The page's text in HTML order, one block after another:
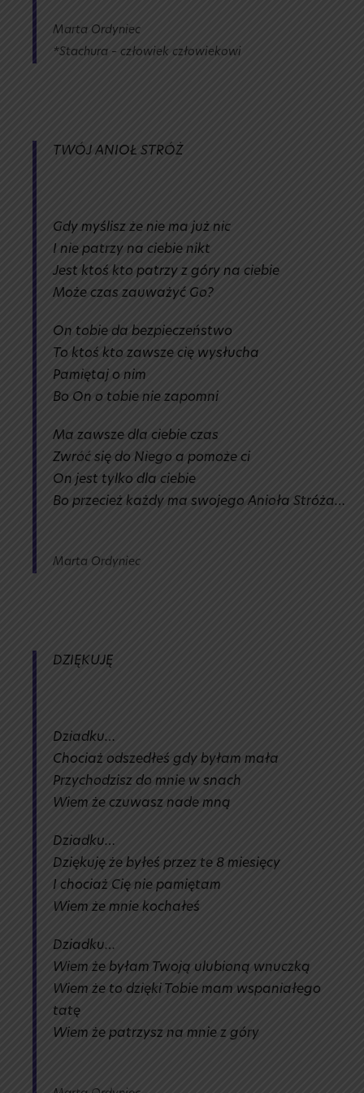
Marta Ordyniec
*Stachura – człowiek człowiekowi
TWÓJ ANIOŁ STRÓŻ
Gdy myślisz że nie ma już nic
I nie patrzy na ciebie nikt
Jest ktoś kto patrzy z góry na ciebie
Może czas zauważyć Go?
On tobie da bezpieczeństwo
To ktoś kto zawsze cię wysłucha
Pamiętaj o nim
Bo On o tobie nie zapomni
Ma zawsze dla ciebie czas
Zwróć się do Niego a pomoże ci
On jest tylko dla ciebie
Bo przecież każdy ma swojego Anioła Stróża…
Marta Ordyniec
DZIĘKUJĘ
Dziadku…
Chociaż odszedłeś gdy byłam mała
Przychodzisz do mnie w snach
Wiem że czuwasz nade mną
Dziadku…
Dziękuję że byłeś przez te 8 miesięcy
I chociaż Cię nie pamiętam
Wiem że mnie kochałeś
Dziadku…
Wiem że byłam Twoją ulubioną wnuczką
Wiem że to dzięki Tobie mam wspaniałego
tatę
Wiem że patrzysz na mnie z góry